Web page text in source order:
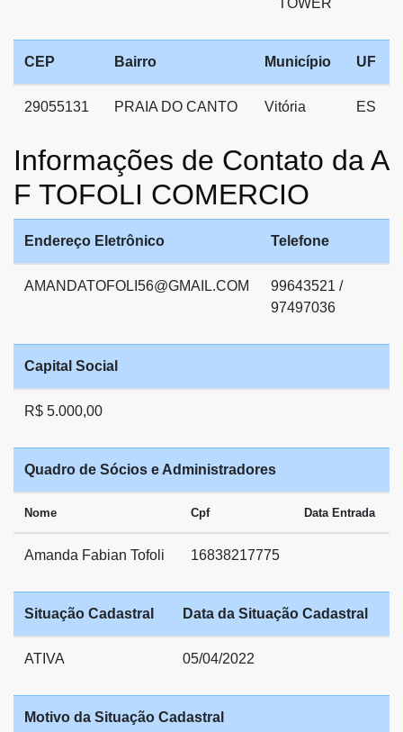
TOWER
CEP Bairro Município UF
29055131 PRAIA DO CANTO Vitória ES
Informações de Contato da A
F TOFOLI COMERCIO
Endereço Eletrônico Telefone
AMANDATOFOLI56@GMAIL.COM
99643521 /
97497036
Capital Social
R$ 5.000,00
Quadro de Sócios e Administradores
Nome Cpf Data Entrada
Amanda Fabian Tofoli 16838217775
Situação Cadastral Data da Situação Cadastral
ATIVA 05/04/2022
Motivo da Situação Cadastral